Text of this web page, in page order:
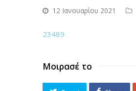
12 Ιανουαρίου 2021
23489
Μοιρασέ το